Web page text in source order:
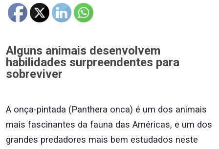
Alguns animais desenvolvem
habilidades surpreendentes para
sobreviver
A onça-pintada (Panthera onca) é um dos animais
mais fascinantes da fauna das Américas, e um dos
grandes predadores mais bem estudados neste